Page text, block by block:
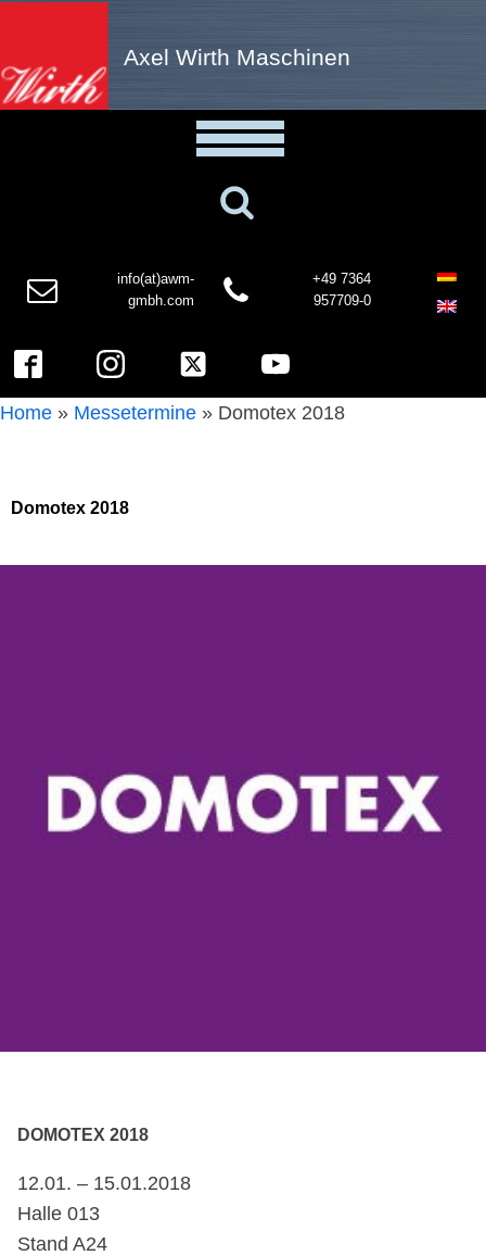
Axel Wirth Maschinen
info(at)awm-
gmbh.com
+49 7364
957709-0
Home » Messetermine » Domotex 2018
Domotex 2018
DOMOTEX 2018
12.01. – 15.01.2018
Halle 013
Stand A24